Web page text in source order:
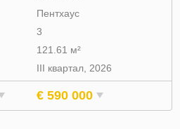
Пентхаус
3
121.61 м²
III квартал, 2026
€ 590 000